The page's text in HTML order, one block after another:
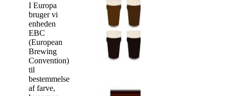
I Europa
bruger vi
enheden
EBC
(European
Brewing
Convention)
til
bestemmelse
af farve,